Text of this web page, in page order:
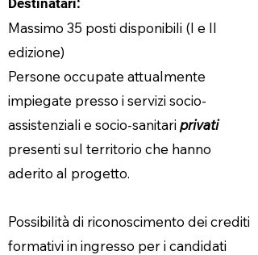
Destinatari:
Massimo 35 posti disponibili (I e II
edizione)
Persone occupate attualmente
impiegate presso i servizi socio-
assistenziali e socio-sanitariprivati
presenti sul territorio che hanno
aderito al progetto.
Possibilità di riconoscimento dei crediti
formativi in ingresso per i candidati